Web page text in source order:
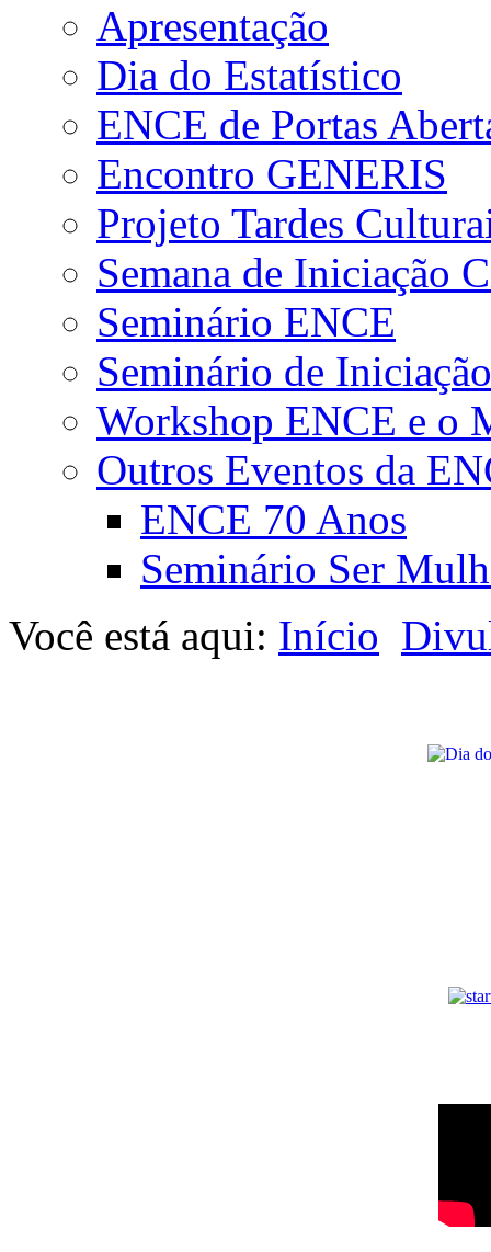
Apresentação
Dia do Estatístico
ENCE de Portas
Encontro GENERIS
Projeto Tardes
Semana de Iniciação
Seminário ENCE
Seminário de
Workshop ENCE e o
Outros Eventos da
ENCE 70 Anos
Seminário Ser
Você está aqui: Início